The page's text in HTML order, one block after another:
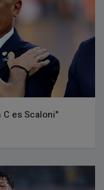
C es Scaloni"